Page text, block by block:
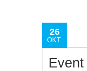
26
OKT.